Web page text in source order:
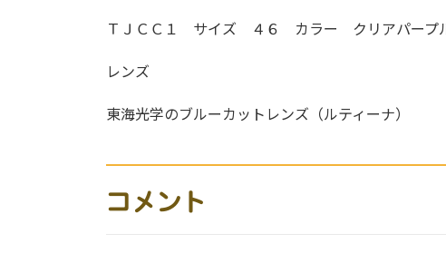
ＴＪＣＣ１ サイズ ４６ カラー クリアパープ
レンズ
東海光学のブルーカットレンズ（ルティーナ）
コメント